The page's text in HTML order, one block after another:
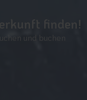
finden!
und buchen